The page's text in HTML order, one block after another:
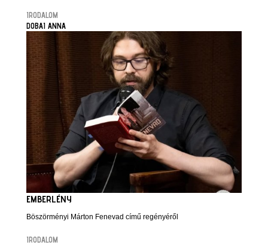
IRODALOM
DOBAI ANNA
EMBERLÉNY
Böszörményi Márton Fenevad című regényéről
IRODALOM